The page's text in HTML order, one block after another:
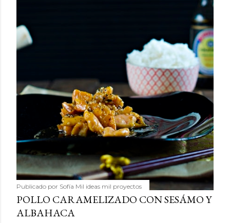
Publicado por Sofía Mil ideas mil proyectos
POLLO CARAMELIZADO CON SESÁMO Y
ALBAHACA